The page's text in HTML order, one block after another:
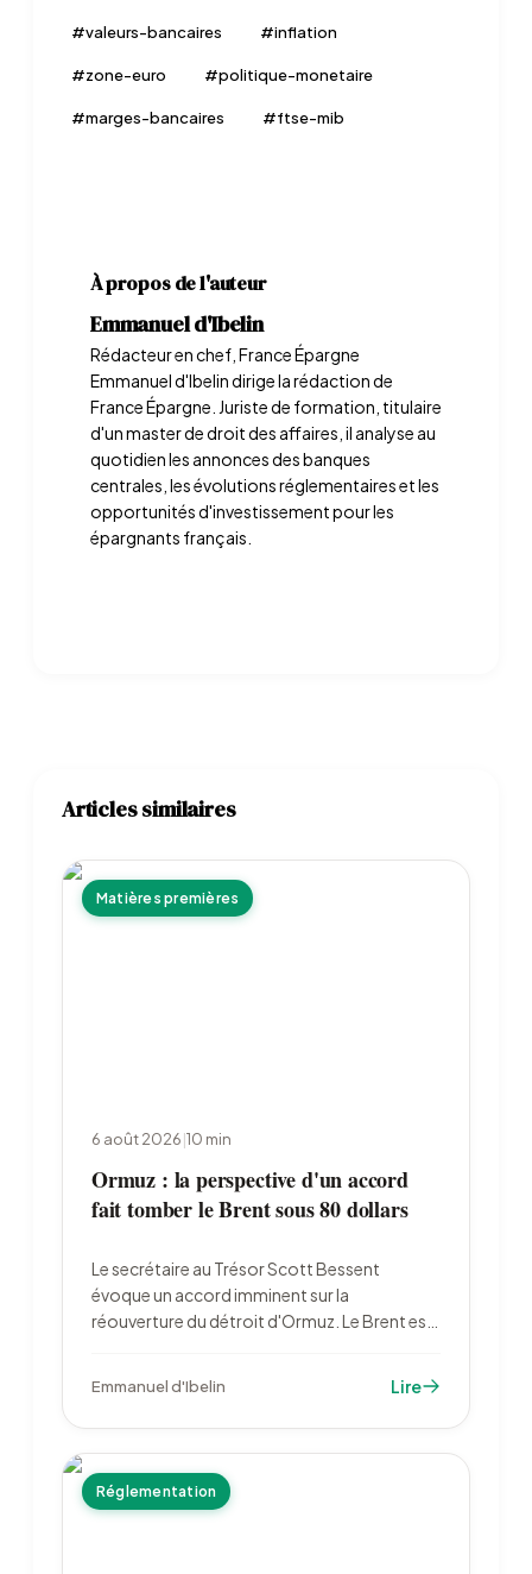
#valeurs-bancaires #inflation
#zone-euro #politique-monetaire
#marges-bancaires #ftse-mib
À propos de l'auteur
Emmanuel d'Ibelin
Rédacteur en chef, France Épargne
Emmanuel d'Ibelin dirige la rédaction de
France Épargne. Juriste de formation, titulaire
d'un master de droit des affaires, il analyse au
quotidien les annonces des banques
centrales, les évolutions réglementaires et les
opportunités d'investissement pour les
épargnants français.
Articles similaires
Matières premières
6 août 2026|10 min
Ormuz : la perspective d'un accord
fait tomber le Brent sous 80 dollars
Le secrétaire au Trésor Scott Bessent
évoque un accord imminent sur la
réouverture du détroit d'Ormuz. Le Brent est
deux leurs paris sur un resserrement de la Fed.
Emmanuel d'Ibelin Lire
Réglementation